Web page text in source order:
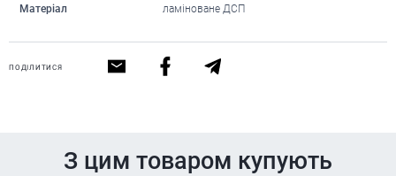
Матеріал ламіноване ДСП
ПОДІЛИТИСЯ
З цим товаром купують